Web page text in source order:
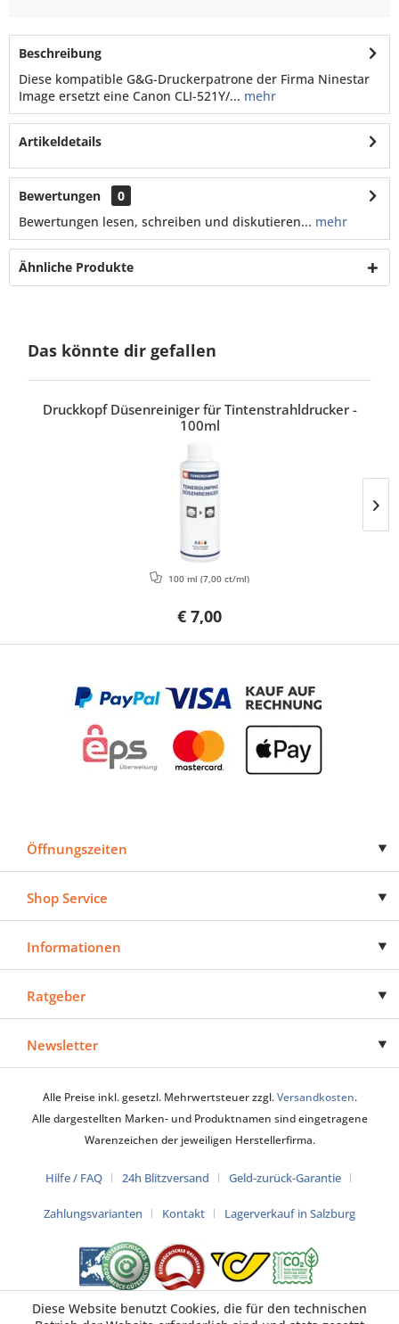
Beschreibung
Diese kompatible G&G-Druckerpatrone der Firma Ninestar
Image ersetzt eine Canon CLI-521Y/... mehr
Artikeldetails
Bewertungen
0
Bewertungen lesen, schreiben und diskutieren... mehr
Ähnliche Produkte
Das könnte dir gefallen
Druckkopf Düsenreiniger für Tintenstrahldrucker -
100ml
€ 7,00
100 ml (7,00 ct/ml)
Öffnungszeiten
Shop Service
Informationen
Ratgeber
Newsletter
Alle Preise inkl. gesetzl. Mehrwertsteuer zzgl.Versandkosten.
Alle dargestellten Marken- und Produktnamen sind eingetragene
Warenzeichen der jeweiligen Herstellerfirma.
Hilfe / FAQ 24h Blitzversand Geld-zurück-Garantie
Zahlungsvarianten Kontakt Lagerverkauf in Salzburg
Diese Website benutzt Cookies, die für den technischen